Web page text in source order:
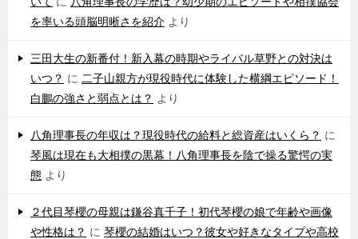
を率いる頭脳明晰さを紹介 より
三田大生の新番付！新入幕の時期やライバル草野との対決は
いつ？ に 二子山親方が現役時代に体験した横綱エピソード！
白鵬の強さと弱点とは？ より
八角理事長の年収は？現役時代の給料と総資産はいくら？ に
琴風は現在も大相撲の黒幕！八角理事長を陰で操る驚愕の実
態 より
２代目琴櫻の母親は鎌谷真千子！初代琴櫻の娘で年齢や画像
や性格は？ に 琴櫻の結婚はいつ？彼女や好きなタイプや高校